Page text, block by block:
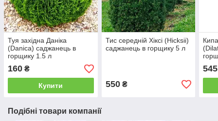
Туя західна Даніка
(Danica) саджанець в
горщику 1.5 л
160 ₴
Купити
Тис середній Хіксі (Hicksii)
саджанець в горщику 5 л
550₴
545
Подібні товари компанії